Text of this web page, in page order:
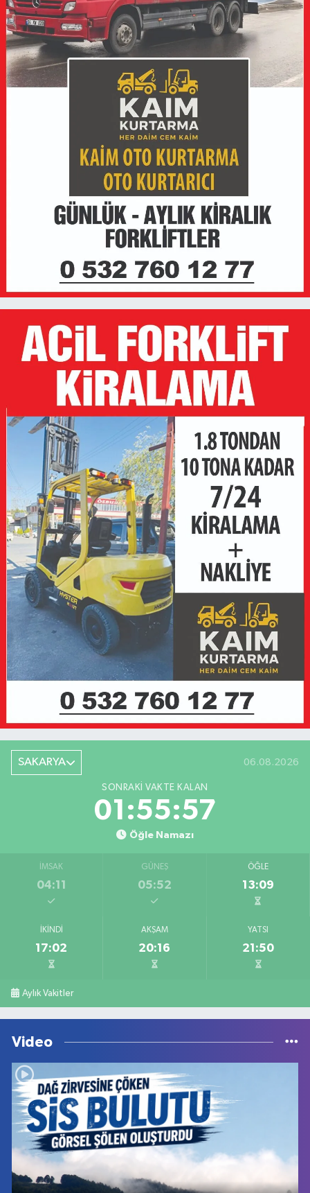
SAKARYA 06.08.2026
SONRAKI VAKTE KALAN
01:55:57
Öğle Namazı
İMSAK
04:11
GÜNEŞ
05:52
ÖĞLE
13:09
İKINDI
17:02
AKŞAM
20:16
YATSI
21:50
Aylık Vakitler
Video